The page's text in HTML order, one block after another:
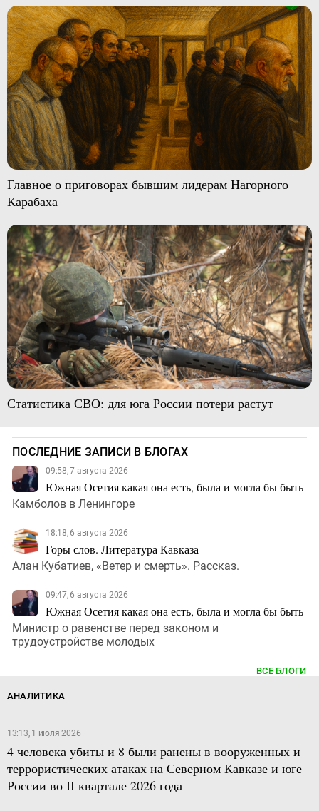
Главное о приговорах бывшим лидерам Нагорного
Карабаха
Статистика СВО: для юга России потери растут
ПОСЛЕДНИЕ ЗАПИСИ В БЛОГАХ
09:58, 7 августа 2026
Южная Осетия какая она есть, была и могла бы быть
Камболов в Ленингоре
18:18, 6 августа 2026
Горы слов. Литература Кавказа
Алан Кубатиев, «Ветер и смерть». Рассказ.
09:47, 6 августа 2026
Южная Осетия какая она есть, была и могла бы быть
Министр о равенстве перед законом и
трудоустройстве молодых
ВСЕ БЛОГИ
АНАЛИТИКА
13:13, 1 июля 2026
4 человека убиты и 8 были ранены в вооруженных и
террористических атаках на Северном Кавказе и юге
России во II квартале 2026 года